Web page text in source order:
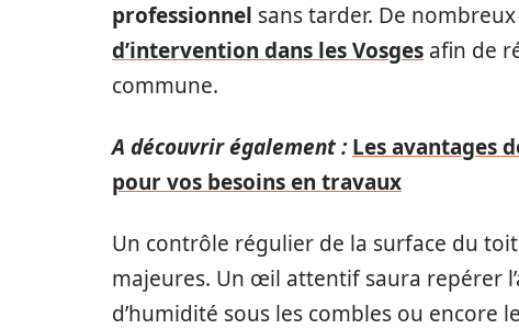
professionnel sans tarder. De
d’intervention dans les Vosges afin de
commune.
A découvrir également : Les avantages
pour vos besoins en travaux
Un contrôle régulier de la surface du
majeures. Un œil attentif saura repérer
d’humidité sous les combles ou encore